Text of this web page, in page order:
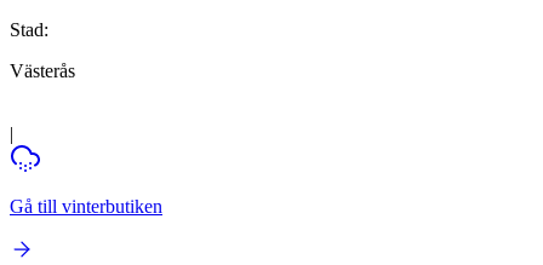
Stad:
Västerås
|
Gå till vinterbutiken